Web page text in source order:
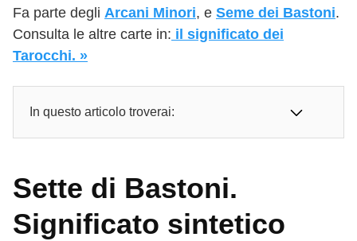
Fa parte degli Arcani Minori, e Seme dei Bastoni.
Consulta le altre carte in: il significato dei
Tarocchi. »
In questo articolo troverai:
Sette di Bastoni.
Significato sintetico